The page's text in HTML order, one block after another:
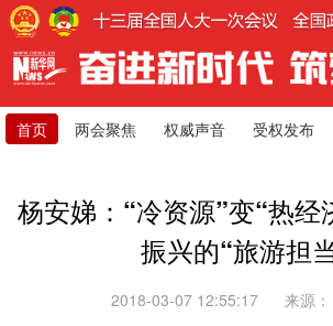
首页 两会聚焦 权威声音 受权发布
杨安娣：“冷资源”变“热经
振兴的“旅游担
2018-03-07 12:55:17 来源：